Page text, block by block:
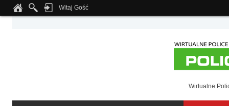
Notice: Undefined index: tapatalk_body_hook in
Witaj Gość
Wirtualne